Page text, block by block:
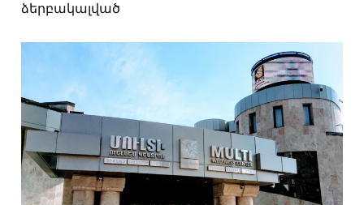
ձերբակալված